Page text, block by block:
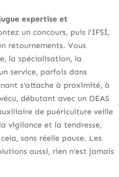
expertise et
un concours, puis l’IFSI,
retournements. Vous
la spécialisation, la
service, parfois dans
s’attache à proximité, à
débutant avec un DEAS
de puériculture veille
vigilance et la tendresse,
sans réelle pause. Les
aussi, rien n’est jamais